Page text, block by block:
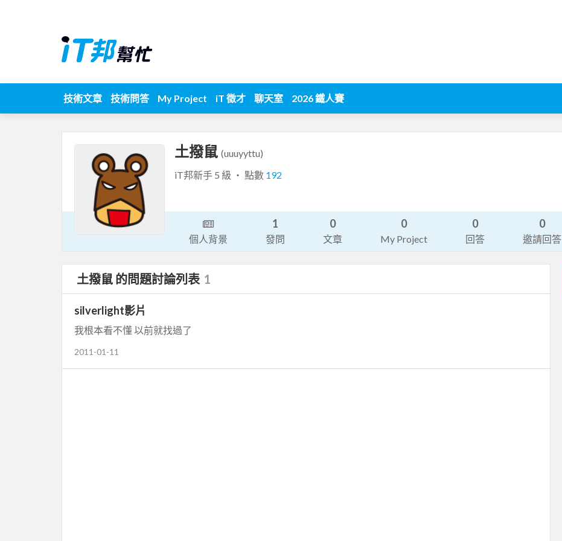
技術文章 技術問答 My Project iT 徵才 聊天室 2026 鐵人賽
土撥鼠 (uuuyyttu)
iT邦新手 5 級 ‧ 點數 192
個人背景
1
發問
0
文章
0
My Project
0
回答
0
邀請回答
土撥鼠 的問題討論列表 1
silverlight影片
我根本看不懂 以前就找過了
2011-01-11